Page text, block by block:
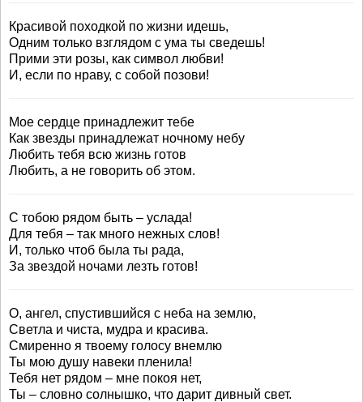
Красивой походкой по жизни идешь,
Одним только взглядом с ума ты сведешь!
Прими эти розы, как символ любви!
И, если по нраву, с собой позови!
Мое сердце принадлежит тебе
Как звезды принадлежат ночному небу
Любить тебя всю жизнь готов
Любить, а не говорить об этом.
С тобою рядом быть – услада!
Для тебя – так много нежных слов!
И, только чтоб была ты рада,
За звездой ночами лезть готов!
О, ангел, спустившийся с неба на землю,
Светла и чиста, мудра и красива.
Смиренно я твоему голосу внемлю
Ты мою душу навеки пленила!
Тебя нет рядом – мне покоя нет,
Ты – словно солнышко, что дарит дивный свет.